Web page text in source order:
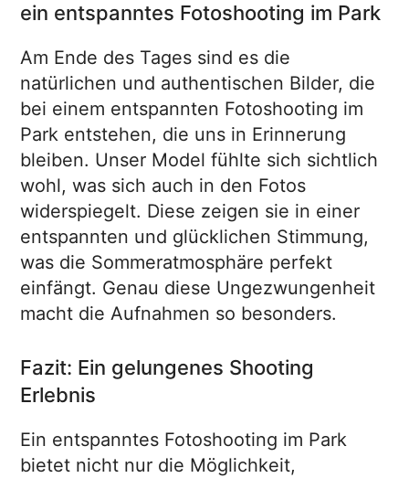
ein entspanntes Fotoshooting im Park
Am Ende des Tages sind es die
natürlichen und authentischen Bilder, die
bei einem entspannten Fotoshooting im
Park entstehen, die uns in Erinnerung
bleiben. Unser Model fühlte sich sichtlich
wohl, was sich auch in den Fotos
widerspiegelt. Diese zeigen sie in einer
entspannten und glücklichen Stimmung,
was die Sommeratmosphäre perfekt
einfängt. Genau diese Ungezwungenheit
macht die Aufnahmen so besonders.
Fazit: Ein gelungenes Shooting
Erlebnis
Ein entspanntes Fotoshooting im Park
bietet nicht nur die Möglichkeit,